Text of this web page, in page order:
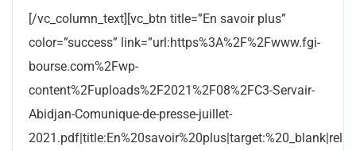
[/vc_column_text][vc_btn title=”En savoir plus”
color=”success” link=”url:https%3A%2F%2Fwww.fgi-
bourse.com%2Fwp-
content%2Fuploads%2F2021%2F08%2FC3-Servair-
Abidjan-Comunique-de-presse-juillet-